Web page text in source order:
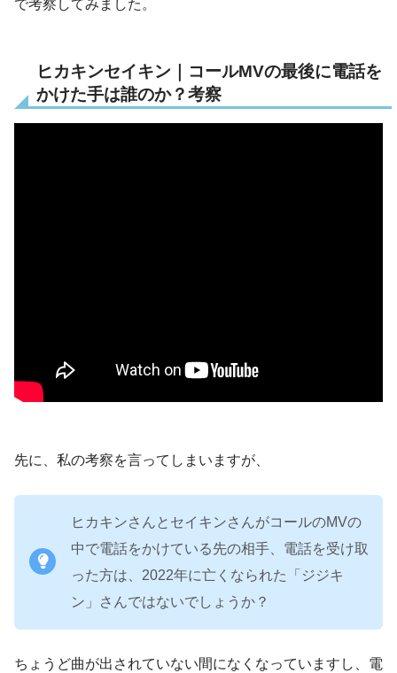
で考察してみました。
ヒカキンセイキン｜コールMVの最後に電話を
かけた手は誰のか？考察
先に、私の考察を言ってしまいますが、
ヒカキンさんとセイキンさんがコールのMVの
中で電話をかけている先の相手、電話を受け取
った方は、2022年に亡くなられた「ジジキ
ン」さんではないでしょうか？
ちょうど曲が出されていない間になくなっていますし、電